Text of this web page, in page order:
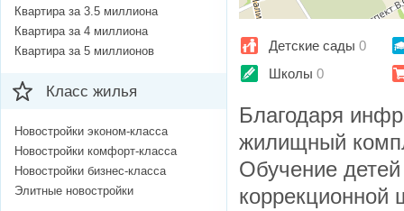
Детские сады 0
Школы 0
Благодаря
жилищный
Обучение
Квартира за 3.5 миллиона
Квартира за 4 миллиона
Квартира за 5 миллионов
Класс жилья
Новостройки эконом-класса
Новостройки комфорт-класса
Новостройки бизнес-класса
Элитные новостройки